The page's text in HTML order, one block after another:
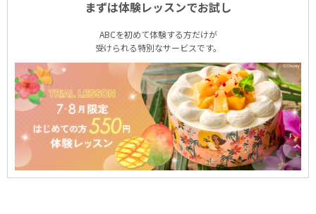
まずは体験レッスンでお試し
ABCを初めて体験する方だけが
受けられる特別なサービスです。